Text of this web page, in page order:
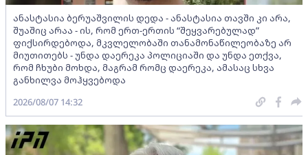
ანასტასია ბერუაშვილის დედა - ანასტასია თავში კი არა,
შუაშიც არაა - ის, რომ ერთ-ერთის “შეყვარებულად”
ფიქსირდებოდა, მკვლელობაში თანამონაწილეობაზე არ
მიუთითებს - უნდა დაერეკა პოლიციაში და უნდა ეთქვა,
რომ ჩხუბი მოხდა, მაგრამ რომც დაერეკა, ამასაც სხვა
განხილვა მოჰყვებოდა
2026/08/07 14:32